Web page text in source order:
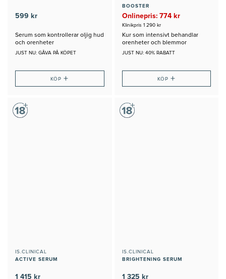
599 kr
Serum som kontrollerar oljig hud
och orenheter
JUST NU: GÅVA PÅ KÖPET
KÖP+
BOOSTER
Onlinepris: 774 kr
Klinikpris 1 290 kr
Kur som intensivt behandlar
orenheter och blemmor
JUST NU: 40% RABATT
KÖP +
IS.CLINICAL
ACTIVE SERUM
1 415 kr
IS.CLINICAL
BRIGHTENING SERUM
1 325 kr